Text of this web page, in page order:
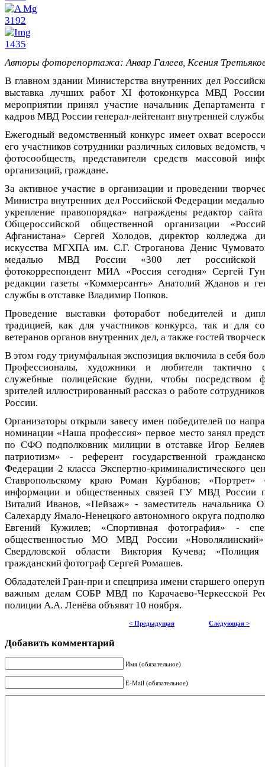
Авторы фоторепортажа: Анвар Галеев, Ксения
В главном здании Министерства внутренних дел
выставка лучших работ XI фотоконкурса МВД
мероприятии принял участие начальник Департамента
кадров МВД России генерал-лейтенант внутренней
Ежегодный ведомственный конкурс имеет охват
его участников сотрудники различных силовых
фотосообществ, представители средств массовой
организаций, граждане.
За активное участие в организации и проведении
Министра внутренних дел Российской Федерации
укрепление правопорядка» награждены редактор
Общероссийской общественной организации
Афганистана» Сергей Холодов, директор колледжа
искусства МГХПА им. С.Г. Строганова Денис
медалью МВД России «300 лет российской
фотокорреспондент МИА «Россия сегодня» Сергей
редакции газеты «Коммерсантъ» Анатолий Жданов и
службы в отставке Владимир Попков.
Проведение выставки фоторабот победителей и
традицией, как для участников конкурса, так и для
ветеранов органов внутренних дел, а также гостей
В этом году триумфальная экспозиция включила в себя
Профессионалы, художники и любители тактично
служебные полицейские будни, чтобы посредством
зрителей иллюстрированный рассказ о работе
России.
Организаторы открыли завесу имен победителей по
номинации «Наша профессия» первое место занял
по СФО подполковник милиции в отставке Игор
патриотизм» - референт государственной
Федерации 2 класса Экспертно-криминалистического
Ставропольскому краю Роман Курбанов; «Портрет»
информации и общественных связей ГУ МВД России
Виталий Иванов, «Пейзаж» - заместитель
Салехарду Ямало-Ненецкого автономного округа
Евгений Кужилев; «Спортивная фотография» -
общественностью МО МВД России
Свердловской области Виктория Кучева;
гражданский фотограф Сергей Ромашев.
Обладателей Гран-при и спецприза имени старшего
важным делам СОБР МВД по Карачаево-Черкесской
полиции А.А. Ленёва объявят 10 ноября.
< Предыдущая Следующая >
Добавить комментарий
Имя (обязательное)
E-Mail (обязательное)